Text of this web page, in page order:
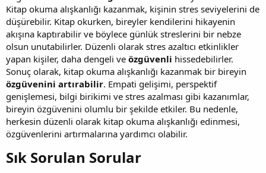
Kitap okuma alışkanlığı kazanmak, kişinin stres seviyelerini de
düşürebilir. Kitap okurken, bireyler kendilerini hikayenin
akışına kaptırabilir ve böylece günlük streslerini bir nebze
olsun unutabilirler. Düzenli olarak stres azaltıcı etkinlikler
yapan kişiler, daha dengeli ve özgüvenli hissedebilirler.
Sonuç olarak, kitap okuma alışkanlığı kazanmak bir bireyin
özgüvenini artırabilir. Empati gelişimi, perspektif
genişlemesi, bilgi birikimi ve stres azalması gibi kazanımlar,
bireyin özgüvenini olumlu bir şekilde etkiler. Bu nedenle,
herkesin düzenli olarak kitap okuma alışkanlığı edinmesi,
özgüvenlerini artırmalarına yardımcı olabilir.
Sık Sorulan Sorular​